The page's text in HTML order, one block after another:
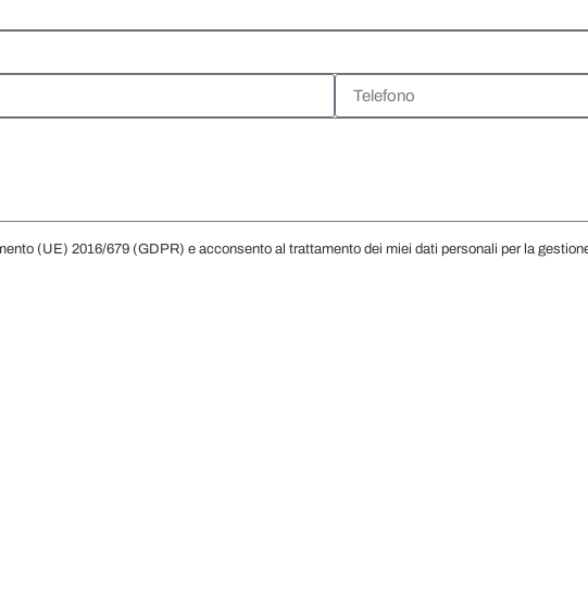
(UE) 2016/679 (GDPR) e acconsento al trattamento dei miei dati personali per la